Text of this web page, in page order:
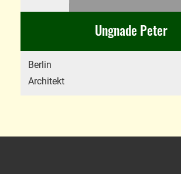
Ungnade Peter
Berlin
Architekt